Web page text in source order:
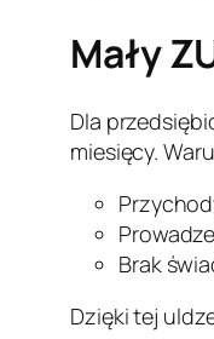
Mały
Dla
miesięcy.
Brak
Dzięki tej